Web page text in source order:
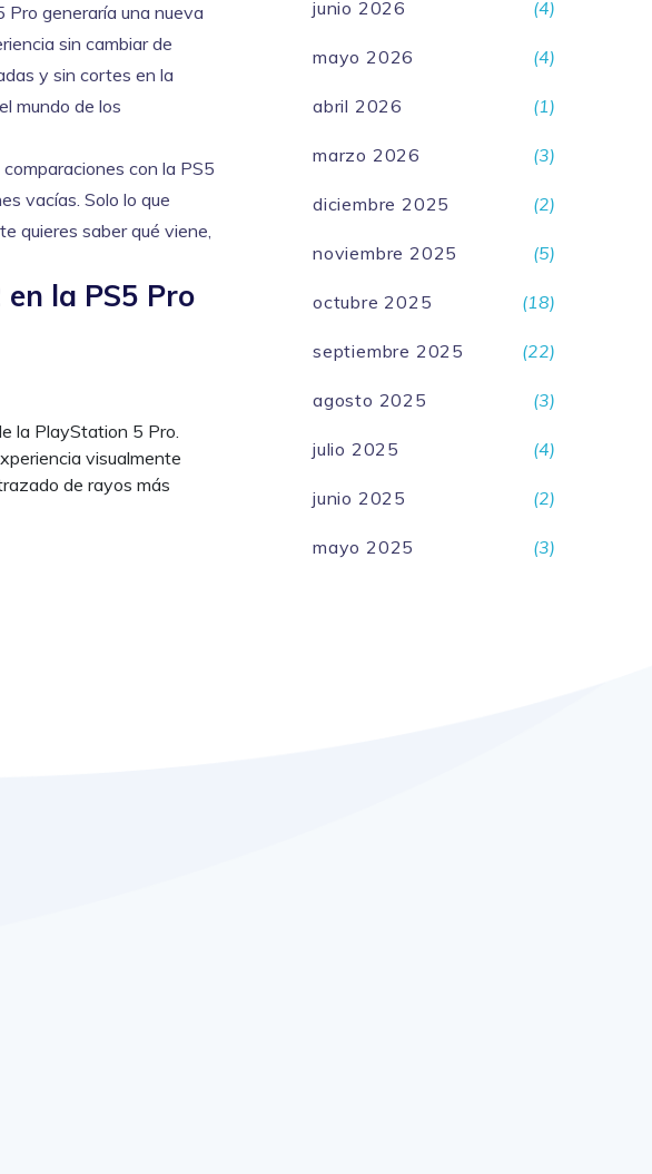
Pro generaría una nueva
sin cambiar de
y sin cortes en la
mundo de los
con la PS5
vacías. Solo lo que
quieres saber qué viene,
la PS5 Pro
la PlayStation 5 Pro.
visualmente
de rayos más
junio 2026 (4)
mayo 2026 (4)
abril 2026 (1)
marzo 2026 (3)
diciembre 2025 (2)
noviembre 2025 (5)
octubre 2025 (18)
septiembre 2025 (22)
agosto 2025 (3)
julio 2025 (4)
junio 2025 (2)
mayo 2025 (3)